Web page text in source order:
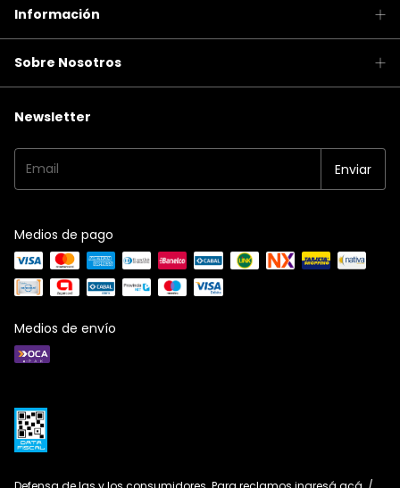
Información
Sobre Nosotros
Newsletter
Medios de pago
Medios de envío